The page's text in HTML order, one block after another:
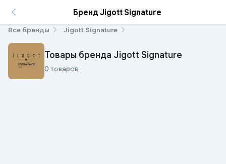
Бренд Jigott Signature
Все бренды Jigott Signature
Товары бренда Jigott Signature
0 товаров